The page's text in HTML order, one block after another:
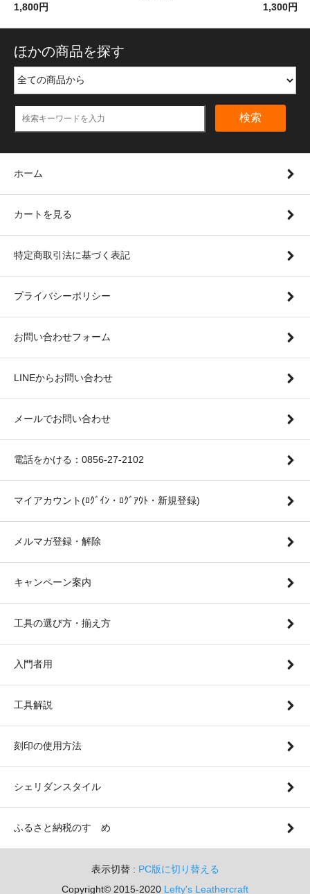
1,800円 1,300円
ほかの商品を探す
検索
ホーム
カートを見る
特定商取引法に基づく表記
プライバシーポリシー
お問い合わせフォーム
LINEからお問い合わせ
メールでお問い合わせ
電話をかける：0856-27-2102
マイアカウント(ﾛｸﾞｲﾝ・ﾛｸﾞｱｳﾄ・新規登録)
メルマガ登録・解除
キャンペーン案内
工具の選び方・揃え方
入門者用
工具解説
刻印の使用方法
シェリダンスタイル
ふるさと納税のすゝめ
表示切替 : PC版に切り替える
Copyright© 2015-2020 Lefty's Leathercraft